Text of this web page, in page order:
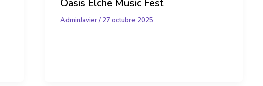
AdminJavier/ 27 octubre 2025